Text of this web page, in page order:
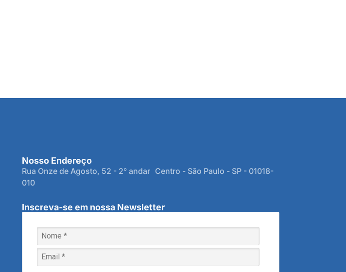
Nosso Endereço
Rua Onze de Agosto, 52 - 2° andar Centro - São Paulo - SP - 01018-
010
Inscreva-se em nossa Newsletter